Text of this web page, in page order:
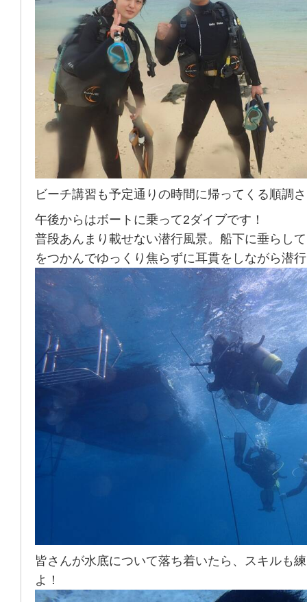
ビーチ講習も予定通りの時間に帰ってくる順調さ
午後からはボートに乗って2ダイブです！
普段あんまり載せない潜行風景。船下に垂らし
をつかんでゆっくり焦らずに耳貫をしながら潜
皆さんが水底について落ち着いたら、スキルも
よ！